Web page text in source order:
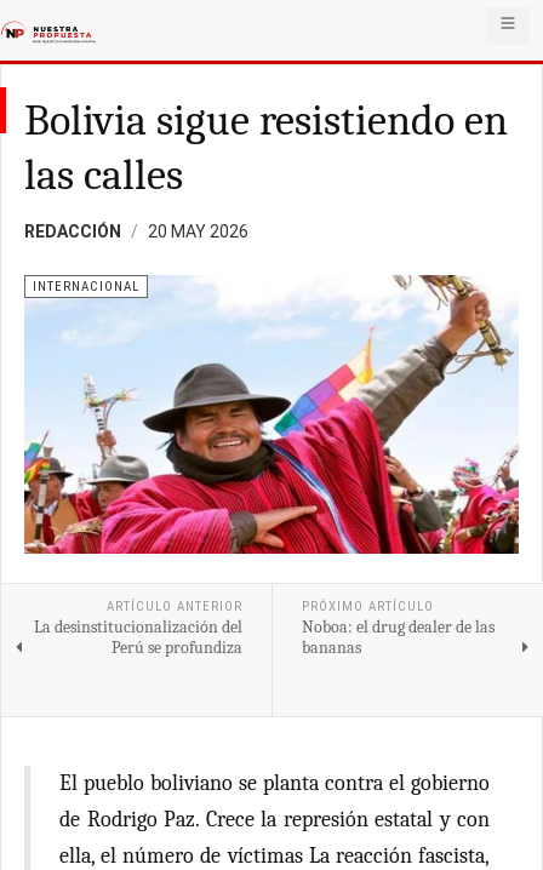
Bolivia sigue resistiendo en
las calles
REDACCIÓN 20 MAY 2026
INTERNACIONAL
ARTÍCULO ANTERIOR
La desinstitucionalización del
Perú se profundiza
PRÓXIMO ARTÍCULO
Noboa: el drug dealer de las
bananas
El pueblo boliviano se planta contra el gobierno
de Rodrigo Paz. Crece la represión estatal y con
ella, el número de víctimas La reacción fascista,